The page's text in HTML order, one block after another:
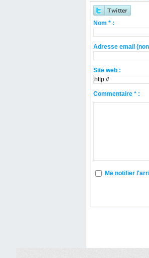
Nom * :
Adresse email
Site web :
Commentaire * :
Me notifier